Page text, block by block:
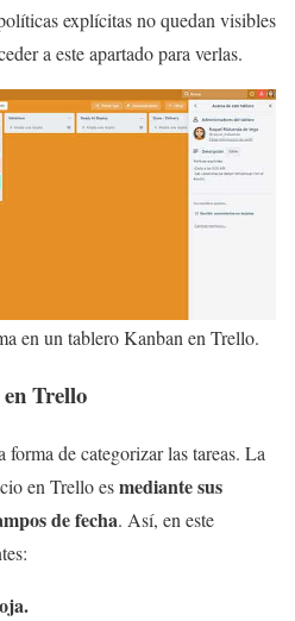
explícitas no quedan visibles
a este apartado para verlas.
en un tablero Kanban en Trello.
Trello
forma de categorizar las tareas. La
en Trello esmediante sus
de fecha. Así, en este